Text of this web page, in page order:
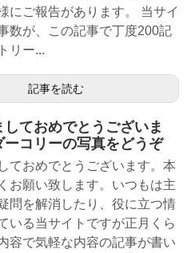
にご報告があります。 当サイ
数が、この記事で丁度200記
リー...
記事を読む
しておめでとうございま
ーコリーの写真をどうぞ
ておめでとうございます。本
お願い致します。いつもは主
問を解消したり、役に立つ情
いる当サイトですが正月くら
容で気軽な内容の記事が書い